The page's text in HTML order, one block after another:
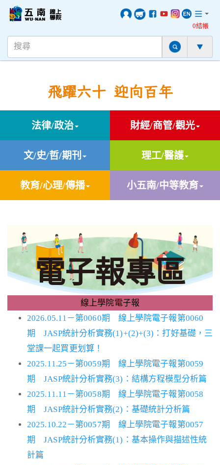
0結帳
飛躍六十 迎向百年
法律/政治 財經/商管/觀光
文/史/哲/期刊 理工/醫護
教育/心理/傳播 小五南/中等教育
電子報專區
線上學院電子報
2026.05.11－第0060期 線上學院電子報第0060
期 JASP統計分析實務(1)+(2)+(3)：打好基礎，三
堂課一起買更划算！
2025.11.25－第0059期 線上學院電子報第0059
期 JASP統計分析實務(3)：結構方程模型分析篇
2025.11.11－第0058期 線上學院電子報第0058
期 JASP統計分析實務(2)：基礎統計分析篇
2025.10.22－第0057期 線上學院電子報第0057
期 JASP統計分析實務(1)：基本操作與描述性統
計篇